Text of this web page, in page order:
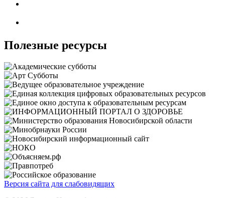
Полезные ресурсы
Версия сайта для слабовидящих